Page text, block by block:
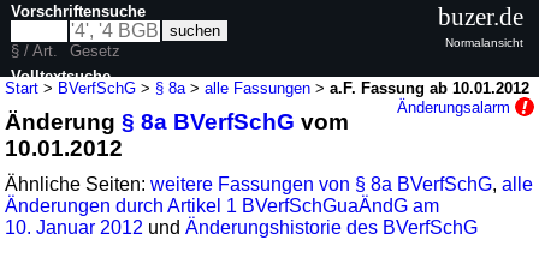
Start > BVerfSchG > § 8a >alle Fassungen >a.F. Fassung ab 10.01.2012
Änderungsalarm
Änderung§ 8a BVerfSchG vom
10.01.2012
Ähnliche Seiten:weitere Fassungen von § 8a BVerfSchG,alle
Änderungen durch Artikel 1 BVerfSchGuaÄndG am
10. Januar 2012 undÄnderungshistorie des BVerfSchG
Vorschriftensuche
§ / Art.
Gesetz
Volltextsuche
nur in BVerfSchG
buzer.de
Normalansicht